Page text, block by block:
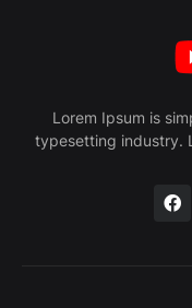
Lorem Ipsum is
typesetting industry.